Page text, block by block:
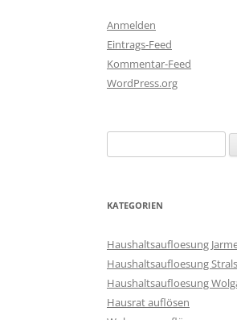
Anmelden
Eintrags-Feed
Kommentar-Feed
WordPress.org
nach:
KATEGORIEN
Haushaltsaufloesung
Haushaltsaufloesung
Haushaltsaufloesung
Hausrat auflösen